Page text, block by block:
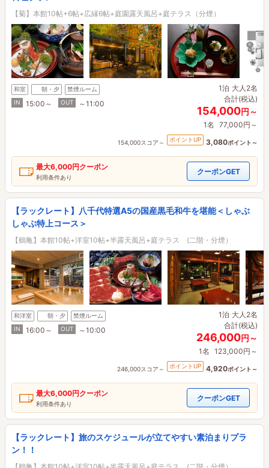
【菊】本館10帖+6帖+広縁6帖+庭園露天風呂+庭テラス（分煙）
和室 朝・夕
禁煙ルーム
IN
15:00～ OUT ～11:00
1泊 大人2名
合計(税込)
154,000円～
1名 77,000円～
154,000スコア～ ポイントUP 3,080ポイント～
最大6,000円クーポン
利用条件あり
クーポンGET
【ラックレート】八千代特選A5の国産黒毛和牛を堪能＜しゃぶ
しゃぶ特上コース＞
【鶴亀】本館10帖+洋室10帖+半露天風呂+庭テラス (二階・分煙）
和洋室 朝・夕
禁煙ルーム
IN
16:00～ OUT ～10:00
1泊 大人2名
合計(税込)
246,000円～
1名 123,000円～
246,000スコア～ ポイントUP 4,920ポイント～
最大6,000円クーポン
利用条件あり
クーポンGET
【ラックレート】旅のスケジュールが立てやすい素泊まりプラ
ン！！